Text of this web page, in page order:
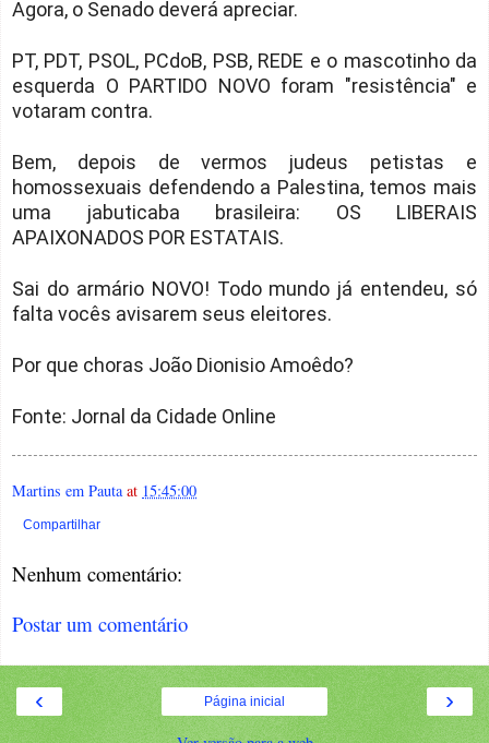
Agora, o Senado deverá apreciar.
PT, PDT, PSOL, PCdoB, PSB, REDE e o mascotinho da
esquerda O PARTIDO NOVO foram "resistência" e
votaram contra.
Bem, depois de vermos judeus petistas e
homossexuais defendendo a Palestina, temos mais
uma jabuticaba brasileira: OS LIBERAIS
APAIXONADOS POR ESTATAIS.
Sai do armário NOVO! Todo mundo já entendeu, só
falta vocês avisarem seus eleitores.
Por que choras João Dionisio Amoêdo?
Fonte: Jornal da Cidade Online
Martins em Pauta at 15:45:00
Compartilhar
Nenhum comentário:
Postar um comentário
‹ ›
Página inicial